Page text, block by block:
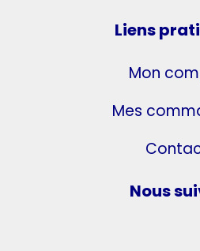
Liens
Mon
Mes
Nous